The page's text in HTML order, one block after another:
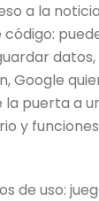
a la
Google
puerta a
y
de uso: